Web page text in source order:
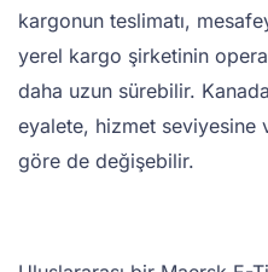
kargonun teslimatı,
yerel kargo şirketinin
daha uzun sürebilir.
eyalete, hizmet seviyesine
göre de değişebilir.